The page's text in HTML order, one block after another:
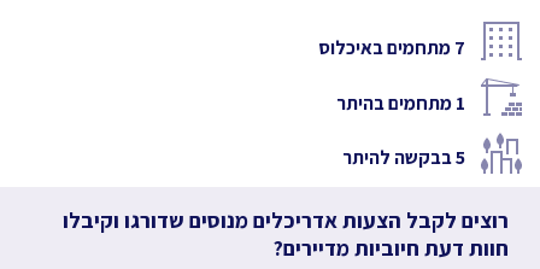
7מתחמים באיכלוס
1מתחמים בהיתר
5בבקשה להיתר
רוצים לקבל הצעות אדריכלים מנוסים שדורגו וקיבלו
חוות דעת חיוביות מדיירים?